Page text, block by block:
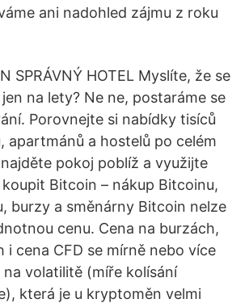
ani nadohled zájmu z roku
SPRÁVNÝ HOTEL Myslíte, že se
na lety? Ne ne, postaráme se
Porovnejte si nabídky tisíců
apartmánů a hostelů po celém
pokoj poblíž a využijte
Bitcoin – nákup Bitcoinu,
burzy a směnárny Bitcoin nelze
cenu. Cena na burzách,
i cena CFD se mírně nebo více
na volatilitě (míře kolísání
která je u kryptoměn velmi